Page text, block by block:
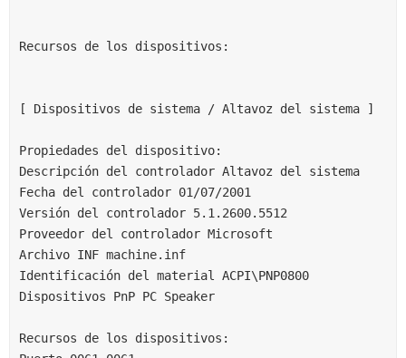
Recursos de los dispositivos:
[ Dispositivos de sistema / Altavoz del sistema ]
Propiedades del dispositivo:
Descripción del controlador Altavoz del sistema
Fecha del controlador 01/07/2001
Versión del controlador 5.1.2600.5512
Proveedor del controlador Microsoft
Archivo INF machine.inf
Identificación del material ACPI\PNP0800
Dispositivos PnP PC Speaker
Recursos de los dispositivos: